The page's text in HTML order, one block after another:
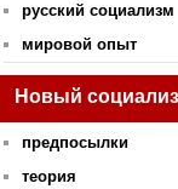
русский социализм
мировой опыт
Новый
предпосылки
теория